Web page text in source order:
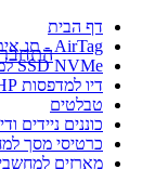
דף הבית
AirTag - תג איתור
SSD NVMe למחשבים נייחים וניידים
דיו למדפסות HP
טבלטים
כוננים ניידים
כרטיסי מסך
מארזים למחשבי